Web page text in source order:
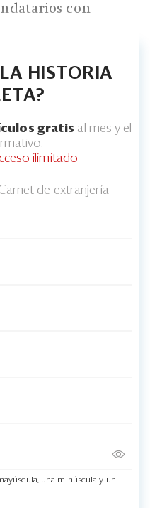
con
HISTORIA
gratis al mes y el
ilimitado
de extranjería
una minúscula y un